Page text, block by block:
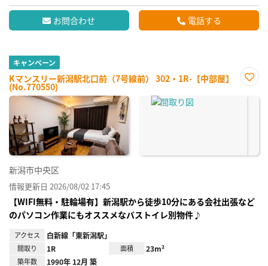
お問合わせ 電話する
キャンペーン
Kマンスリー新潟駅北口前（7号線前） 302・1R-【中部屋】
(No.770550)
に入
新潟市中央区
情報更新日 2026/08/02 17:45
【WIFI無料・駐輪場有】新潟駅から徒歩10分にある会社出張など
のパソコン作業にもオススメなバストイレ別物件♪
アクセス 白新線「東新潟駅」
間取り 1R 面積 23m²
築年数 1990年 12月 築